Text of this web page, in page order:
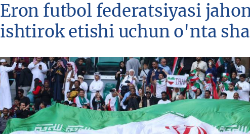
Eron futbol federatsiyasi
ishtirok etishi uchun o'nta